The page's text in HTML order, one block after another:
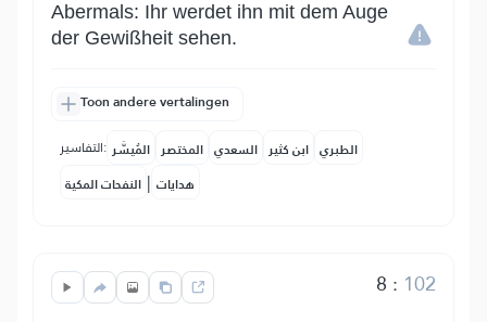
Abermals: Ihr werdet ihn mit dem Auge
der Gewißheit sehen.
Toon andere vertalingen
التفاسير: المُيسَّر المختصر السعدي ابن كثير الطبري
النفحات المكية | هدايات
8 : 102